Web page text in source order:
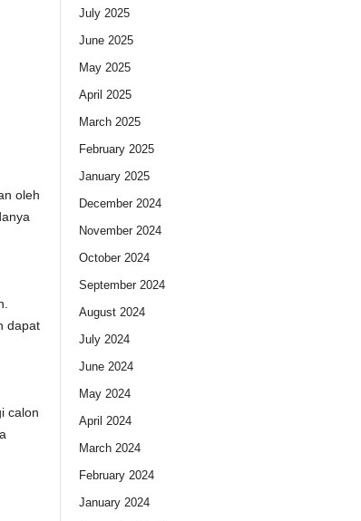
oleh
dapat
calon
July 2025
June 2025
May 2025
April 2025
March 2025
February 2025
January 2025
December 2024
November 2024
October 2024
September 2024
August 2024
July 2024
June 2024
May 2024
April 2024
March 2024
February 2024
January 2024